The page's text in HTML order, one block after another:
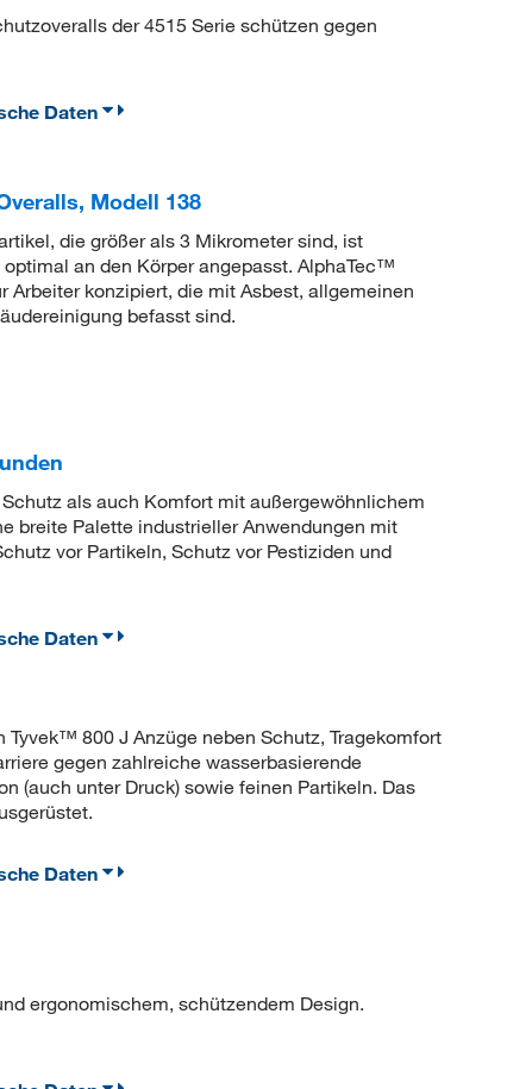
der 4515 Serie schützen gegen
Daten
Modell 138
die größer als 3 Mikrometer sind, ist
an den Körper angepasst. AlphaTec™
Arbeiter konzipiert, die mit Asbest, allgemeinen
befasst sind.
als auch Komfort mit außergewöhnlichem
breite Palette industrieller Anwendungen mit
vor Partikeln, Schutz vor Pestiziden und
Daten
800 J Anzüge neben Schutz, Tragekomfort
gegen zahlreiche wasserbasierende
(auch unter Druck) sowie feinen Partikeln. Das
Daten
ergonomischem, schützendem Design.